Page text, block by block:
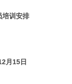
培训安排
月15日